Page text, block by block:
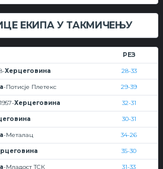
ЕКИПА У ТАКМИЧЕЊУ
РЕЗ
Херцеговина 28-33
-Потисје Плетекс 29-39
Херцеговина 32-31
30-31
-Металац 34-26
35-30
-Младост ТСК 31-33